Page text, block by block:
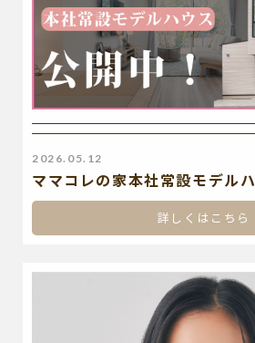
2026.05.12
ママコレの家本社常設モデル
詳しくはこちら